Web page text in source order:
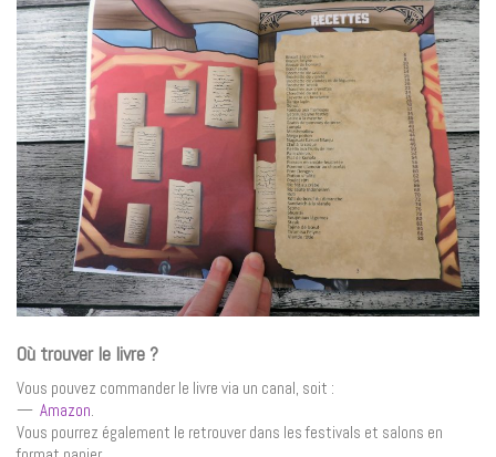
Où trouver le livre ?
Vous pouvez commander le livre via un canal, soit :
— Amazon.
Vous pourrez également le retrouver dans les festivals et salons en